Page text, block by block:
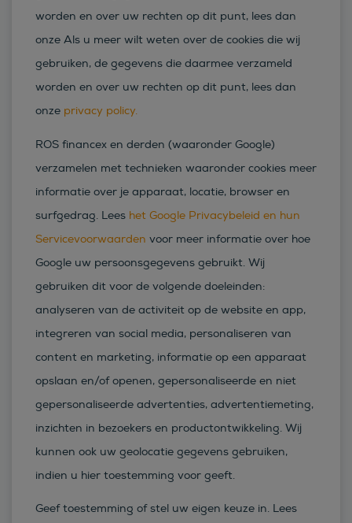
worden en over uw rechten op dit punt, lees dan
onze Als u meer wilt weten over de cookies die wij
gebruiken, de gegevens die daarmee verzameld
worden en over uw rechten op dit punt, lees dan
onze privacy policy.
ROS financex en derden (waaronder Google)
verzamelen met technieken waaronder cookies meer
informatie over je apparaat, locatie, browser en
surfgedrag. Lees het Google Privacybeleid en hun
Servicevoorwaarden voor meer informatie over hoe
Google uw persoonsgegevens gebruikt. Wij
gebruiken dit voor de volgende doeleinden:
analyseren van de activiteit op de website en app,
integreren van social media, personaliseren van
content en marketing, informatie op een apparaat
opslaan en/of openen, gepersonaliseerde en niet
gepersonaliseerde advertenties, advertentiemeting,
inzichten in bezoekers en productontwikkeling. Wij
kunnen ook uw geolocatie gegevens gebruiken,
indien u hier toestemming voor geeft.
Geef toestemming of stel uw eigen keuze in. Lees